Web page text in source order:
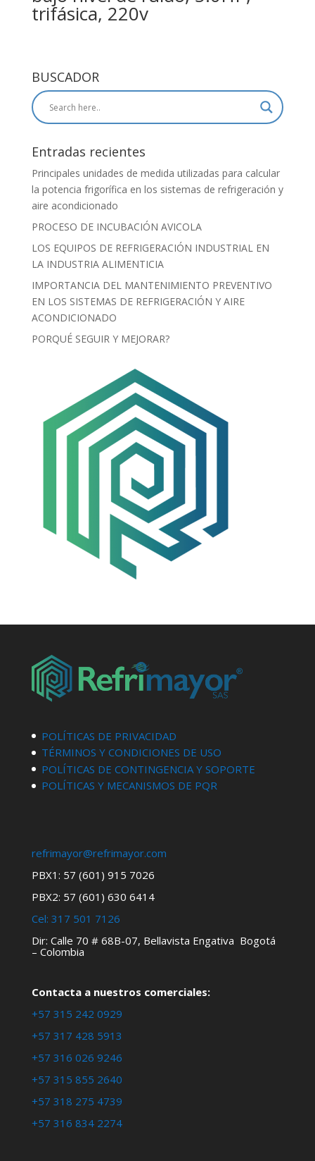
trifásica, 220v
BUSCADOR
Entradas recientes
Principales unidades de medida utilizadas para calcular
la potencia frigorífica en los sistemas de refrigeración y
aire acondicionado
PROCESO DE INCUBACIÓN AVICOLA
LOS EQUIPOS DE REFRIGERACIÓN INDUSTRIAL EN
LA INDUSTRIA ALIMENTICIA
IMPORTANCIA DEL MANTENIMIENTO PREVENTIVO
EN LOS SISTEMAS DE REFRIGERACIÓN Y AIRE
ACONDICIONADO
PORQUÉ SEGUIR Y MEJORAR?
POLÍTICAS DE PRIVACIDAD
TÉRMINOS Y CONDICIONES DE USO
POLÍTICAS DE CONTINGENCIA Y SOPORTE
POLÍTICAS Y MECANISMOS DE PQR
refrimayor@refrimayor.com
PBX1: 57 (601) 915 7026
PBX2: 57 (601) 630 6414
Cel: 317 501 7126
Dir: Calle 70 # 68B-07, Bellavista Engativa Bogotá
– Colombia
Contacta a nuestros comerciales:
+57 315 242 0929
+57 317 428 5913
+57 316 026 9246
+57 315 855 2640
+57 318 275 4739
+57 316 834 2274